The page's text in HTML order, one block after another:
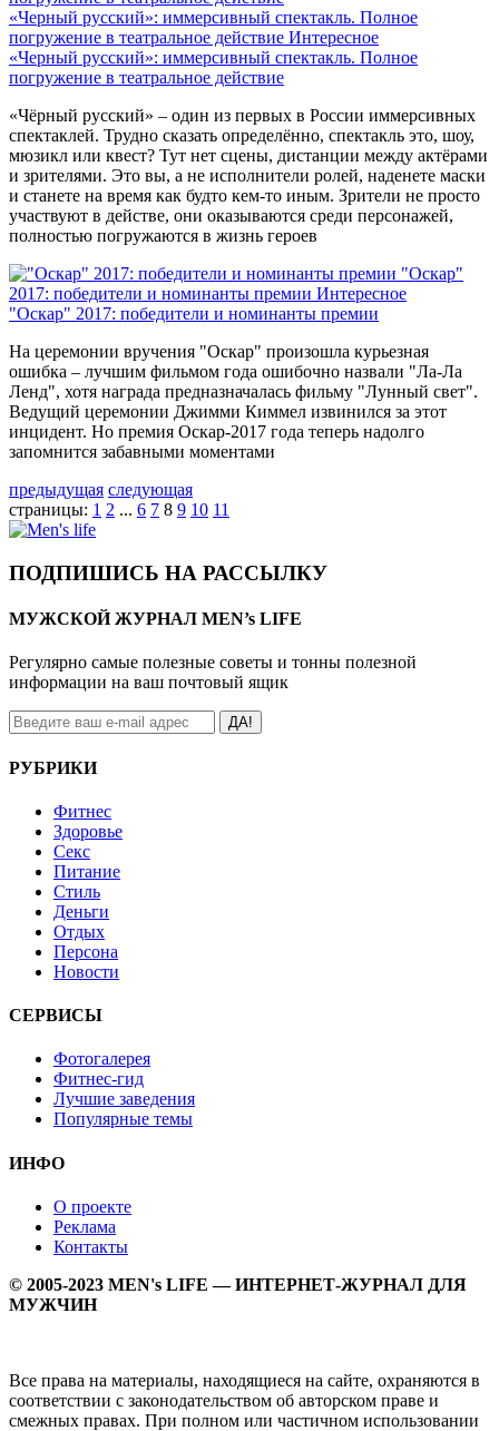
«Черный русский»: иммерсивный спектакль. Полное
погружение в театральное действие Интересное
«Черный русский»: иммерсивный спектакль. Полное
погружение в театральное действие
«Чёрный русский» – один из первых в России иммерсивных
спектаклей. Трудно сказать определённо, спектакль это, шоу,
мюзикл или квест? Тут нет сцены, дистанции между актёрами
и зрителями. Это вы, а не исполнители ролей, наденете маски
и станете на время как будто кем-то иным. Зрители не просто
участвуют в действе, они оказываются среди персонажей,
полностью погружаются в жизнь героев
"Оскар"
2017: победители и номинанты премии Интересное
"Оскар" 2017: победители и номинанты премии
На церемонии вручения "Оскар" произошла курьезная
ошибка – лучшим фильмом года ошибочно назвали "Ла-Ла
Ленд", хотя награда предназначалась фильму "Лунный свет".
Ведущий церемонии Джимми Киммел извинился за этот
инцидент. Но премия Оскар-2017 года теперь надолго
запомнится забавными моментами
предыдущая следующая
страницы: 1 2 ... 6 7 8 9 10 11
ПОДПИШИСЬ НА РАССЫЛКУ
МУЖСКОЙ ЖУРНАЛ MEN’s LIFE
Регулярно самые полезные советы и тонны полезной
информации на ваш почтовый ящик
ДА!
РУБРИКИ
Фитнес
Здоровье
Секс
Питание
Стиль
Деньги
Отдых
Персона
Новости
СЕРВИСЫ
Фотогалерея
Фитнес-гид
Лучшие заведения
Популярные темы
ИНФО
О проекте
Реклама
Контакты
© 2005-2023 MEN's LIFE — ИНТЕРНЕТ-ЖУРНАЛ ДЛЯ
МУЖЧИН
Все права на материалы, находящиеся на сайте, охраняются в
соответствии с законодательством об авторском праве и
смежных правах. При полном или частичном использовании